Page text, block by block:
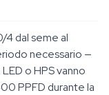
4 dal seme al
necessario —
o HPS vanno
PPFD durante la